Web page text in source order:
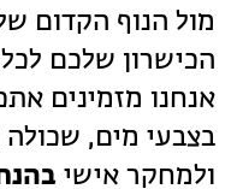
מול הנוף הקדום
הכישרון שלכם
אנחנו מזמינים
בצבעי מים,
ולמחקר אישי